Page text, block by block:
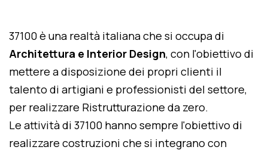
37100 è una realtà italiana che si occupa di
Architettura e Interior Design, con l'obiettivo di
mettere a disposizione dei propri clienti il
talento di artigiani e professionisti del settore,
per realizzare Ristrutturazione da zero.
Le attività di 37100 hanno sempre l'obiettivo di
realizzare costruzioni che si integrano con